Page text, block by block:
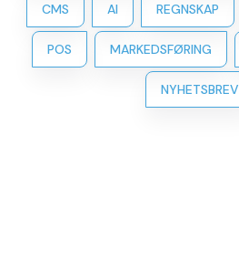
CMS AI REGNSKAP
POS MARKEDSFØRING
NYHETSBREV